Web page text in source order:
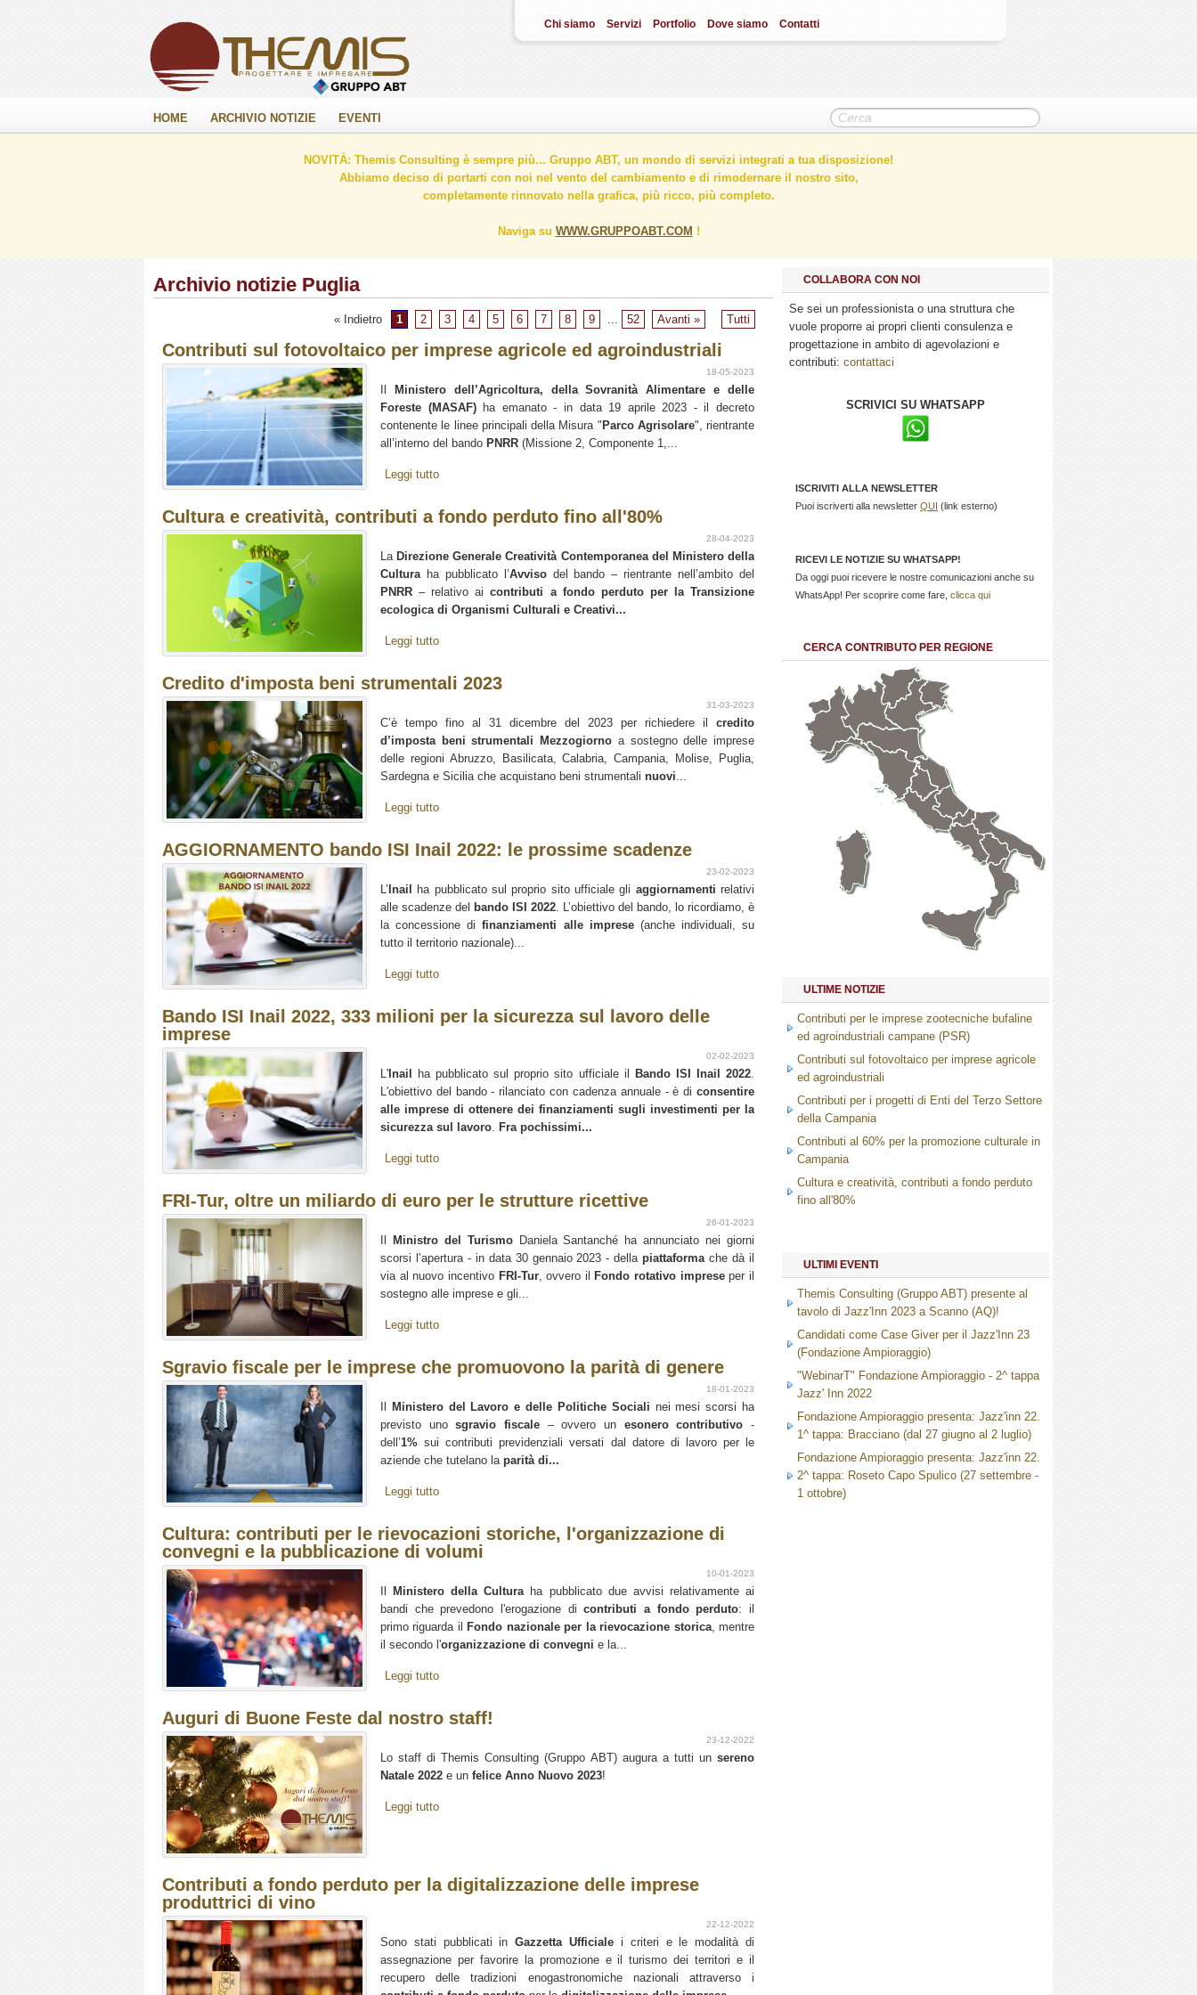
Chi siamo Servizi Portfolio Dove siamo Contatti
HOME ARCHIVIO NOTIZIE EVENTI
NOVITÀ: Themis Consulting è sempre più... Gruppo ABT, un mondo di servizi integrati a tua disposizione!
Abbiamo deciso di portarti con noi nel vento del cambiamento e di rimodernare il nostro sito,
completamente rinnovato nella grafica, più ricco, più completo.
Naviga su WWW.GRUPPOABT.COM !
Archivio notizie Puglia
« Indietro 1 2 3 4 5 6 7 8 9 ... 52 Avanti » Tutti
Contributi sul fotovoltaico per imprese agricole ed agroindustriali
18-05-2023
Ministero dell’Agricoltura, della Sovranità Alimentare e delle
Foreste (MASAF)ha emanato - in data 19 aprile 2023 - il decreto
contenente le linee principali della Misura " Parco Agrisolare", rientrante
all’interno del bando PNRR (Missione 2, Componente 1,...
Leggi tutto
Cultura e creatività, contributi a fondo perduto fino all'80%
28-04-2023
La Direzione Generale Creatività Contemporanea del Ministero della
Culturaha pubblicato l’Avvisodel bando – rientrante nell’ambito del
PNRR– relativo aicontributi a fondo perduto per la Transizione
ecologica di Organismi Culturali e Creativi...
Leggi tutto
Credito d'imposta beni strumentali 2023
31-03-2023
C’è tempo fino al 31 dicembre del 2023 per richiedere il credito
d’imposta beni strumentali
Mezzogiorno a sostegno delle imprese
delle regioni Abruzzo, Basilicata, Calabria, Campania, Molise, Puglia,
Sardegna e Sicilia che acquistano beni strumentali nuovi...
Leggi tutto
AGGIORNAMENTO bando ISI Inail 2022: le prossime scadenze
23-02-2023
L’ Inail ha pubblicato sul proprio sito ufficiale gli aggiornamenti relativi
alle scadenze del bando ISI 2022. L’obiettivo del bando, lo ricordiamo, è
la concessione difinanziamenti alle imprese(anche individuali, su
tutto il territorio nazionale)...
Leggi tutto
Bando ISI Inail 2022, 333 milioni per la sicurezza sul lavoro delle
imprese
02-02-2023
L' Inail ha pubblicato sul proprio sito ufficiale il Bando ISI Inail 2022.
L'obiettivo del bando - rilanciato con cadenza annuale - è di consentire
alle imprese di ottenere dei finanziamenti sugli investimenti per la
sicurezza sul lavoro. Fra pochissimi...
Leggi tutto
FRI-Tur, oltre un miliardo di euro per le strutture ricettive
26-01-2023
Ministro del TurismoDaniela Santanché ha annunciato nei giorni
scorsi l’apertura - in data 30 gennaio 2023 - dellapiattaformache dà il
via al nuovo incentivoFRI-Tur, ovvero il Fondo rotativo impreseper il
sostegno alle imprese e gli...
Leggi tutto
Sgravio fiscale per le imprese che promuovono la parità di genere
18-01-2023
Ministero del Lavoro e delle Politiche Sociali nei mesi scorsi ha
previsto unosgravio fiscale – ovvero un esonero contributivo -
dell’1% sui contributi previdenziali versati dal datore di lavoro per le
aziende che tutelano la parità di...
Leggi tutto
Cultura: contributi per le rievocazioni storiche, l'organizzazione di
convegni e la pubblicazione di volumi
10-01-2023
Ministero della Culturaha pubblicato due avvisi relativamente ai
bandi che prevedono l'erogazione dicontributi a fondo perduto: il
primo riguarda il
Fondo nazionale per la rievocazione storica, mentre
il secondo l'organizzazione di convegni e la...
Leggi tutto
Auguri di Buone Feste dal nostro staff!
23-12-2022
Lo staff di Themis Consulting (Gruppo ABT) augura a tutti un sereno
Natale 2022 e un felice Anno Nuovo 2023!
Leggi tutto
Contributi a fondo perduto per la digitalizzazione delle imprese
produttrici di vino
22-12-2022
Sono stati pubblicati inGazzetta Ufficiale i criteri e le modalità di
assegnazione per favorire la promozione e il turismo dei territori e il
recupero delle tradizioni enogastronomiche nazionali attraverso i
COLLABORA CON NOI
Se sei un professionista o una struttura che
vuole proporre ai propri clienti consulenza e
progettazione in ambito di agevolazioni e
contributi: contattaci
SCRIVICI SU WHATSAPP
ISCRIVITI ALLA NEWSLETTER
Puoi iscriverti alla newsletter QUI (link esterno)
RICEVI LE NOTIZIE SU WHATSAPP!
Da oggi puoi ricevere le nostre comunicazioni anche su
WhatsApp! Per scoprire come fare, clicca qui
CERCA CONTRIBUTO PER REGIONE
Abruzzo
Basilicata
Emilia Romagna
Friuli
Venezia
Giulia
Lombardia
Marche
Molise
Piemonte
Puglia
Trentino
Adige
Umbria
Valle
d'Aosta
ULTIME NOTIZIE
Contributi per le imprese zootecniche bufaline
ed agroindustriali campane (PSR)
Contributi sul fotovoltaico per imprese agricole
ed agroindustriali
Contributi per i progetti di Enti del Terzo Settore
della Campania
Contributi al 60% per la promozione culturale in
Campania
Cultura e creatività, contributi a fondo perduto
fino all'80%
ULTIMI EVENTI
Themis Consulting (Gruppo ABT) presente al
tavolo di Jazz'Inn 2023 a Scanno (AQ)!
Candidati come Case Giver per il Jazz'Inn 23
(Fondazione Ampioraggio)
"WebinarT" Fondazione Ampioraggio - 2^ tappa
Jazz' Inn 2022
Fondazione Ampioraggio presenta: Jazz'inn 22.
1^ tappa: Bracciano (dal 27 giugno al 2 luglio)
Fondazione Ampioraggio presenta: Jazz'inn 22.
2^ tappa: Roseto Capo Spulico (27 settembre -
1 ottobre)